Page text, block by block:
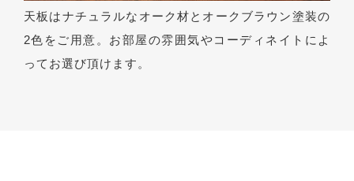
天板はナチュラルなオーク材とオークブラウン塗装の
2色をご用意。お部屋の雰囲気やコーディネイトによ
ってお選び頂けます。